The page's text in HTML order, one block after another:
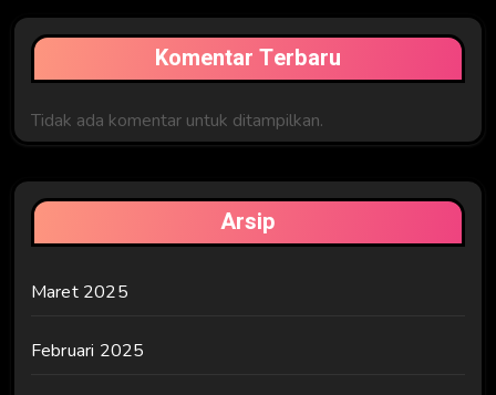
Komentar Terbaru
Tidak ada komentar untuk ditampilkan.
Arsip
Maret 2025
Februari 2025